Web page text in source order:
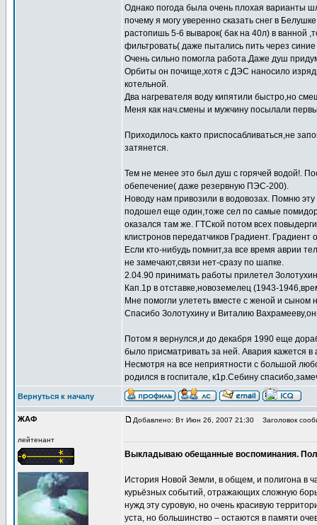
Однако погода была очень плохая варианты
почему я могу уверенно сказать снег в
растопишь 5-6 выварок( бак на 40л) в ванной
фильтровать( даже пытались пить через
Очень сильно помогла работа.Даже душ
Орбиты он почище,хотя с ДЭС наносило
котельной.
Два нагревателя воду кипятили быстро,но
Меня как нач.смены и мужчину посылали
Приходилось както приспосабливаться,не
затянется.
Тем не менее это был душ с горячей водой!.
обепечение( даже резервную ПЭС-200).
Новоду нам привозили в водовозах. Помню
подошел еще один,тоже сел по самые
оказался там же. ГТСкой потом всех
клистронов передатчиков Градиент.
Если кто-нибудь помнит,за все время аврии
не замечают,связи нет-сразу по шапке.
2.04.90 принимать работы прилетел
Кап.1р в отставке,новоземелец (1943-
Мне помогли улететь вместе с женой и
Спасибо Золотухину и Виталию
Потом я вернулся,и до декабря 1990 еще
было присматривать за ней. Авария кажется в
Несмотря на все неприятности с большой
родился в госпитале, к1р.Себину
Вернуться к началу
ЖАФ
лейтенант
Добавлено: Вт Июн 26, 2007 21:30 Заголовок
Выкладываю обещанные воспоминания.
История Новой Земли, в общем, и полигона в
курьёзных событий, отражающих сложную
нужд эту суровую, но очень красивую
уста, но большинство – остаются в памяти